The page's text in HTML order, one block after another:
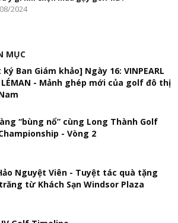
2024
MỤC
Ban Giám khảo] Ngày 16: VINPEARL
LÉMAN - Mảnh ghép mới của golf đô thị
“bùng nổ” cùng Long Thành Golf
- Vòng 2
Nguyệt Viên - Tuyệt tác quà tặng
từ Khách Sạn Windsor Plaza